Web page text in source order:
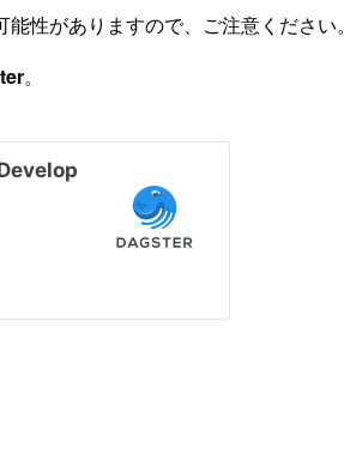
性がありますので、ご注意ください。
。